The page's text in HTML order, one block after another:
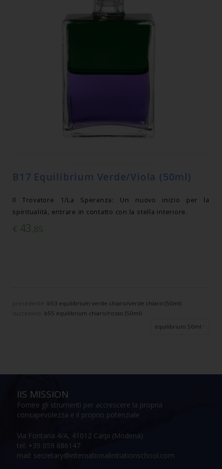
B17 Equilibrium Verde/Viola (50ml)
Il Trovatore 1/La Speranza: Un nuovo inizio per la
spiritualità, entrare in contatto con la stella interiore.
€ 43,85
precedente: b53 equilibrium verde chiaro/verde chiaro (50ml)
b55 equilibrium chiaro/rosso (50ml)
equilibrium 50ml
IIS MISSION
Fornire gli strumenti per accrescere la propria
consapevolezza e il proprio potenziale
Via Fontana 4/A, 41012 Carpi (Modena)
tel: +39 059 686147
mail: secretary@internationalinitiationschool.com